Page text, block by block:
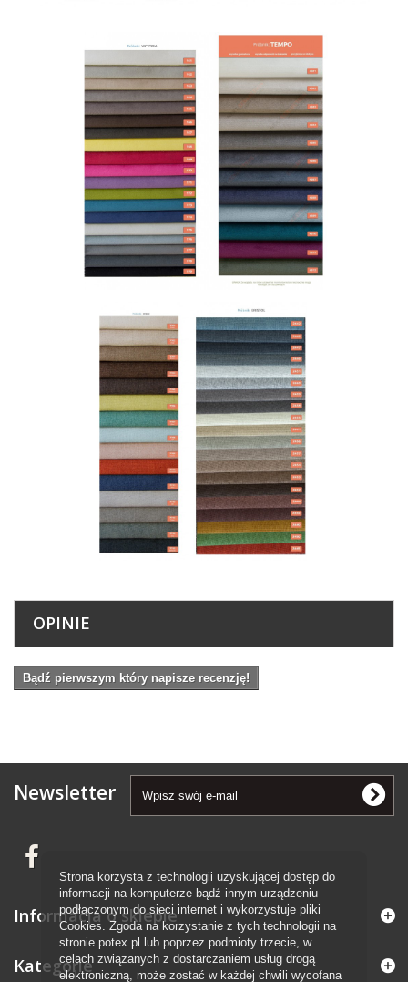
Strona korzysta z technologii uzyskującej dostęp do
informacji na komputerze bądź innym urządzeniu
podłączonym do sieci internet i wykorzystuje pliki
Cookies. Zgoda na korzystanie z tych technologii na
stronie potex.pl lub poprzez podmioty trzecie, w
celach związanych z dostarczaniem usług drogą
elektroniczną, może zostać w każdej chwili wycofana
OPINIE
Bądź pierwszym który napisze recenzję!
Newsletter
Informacja o sklepie
Kategorie